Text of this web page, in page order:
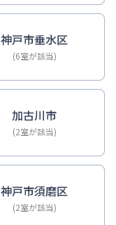
神戸市垂水区
(6室が該当)
加古川市
(2室が該当)
神戸市須磨区
(2室が該当)